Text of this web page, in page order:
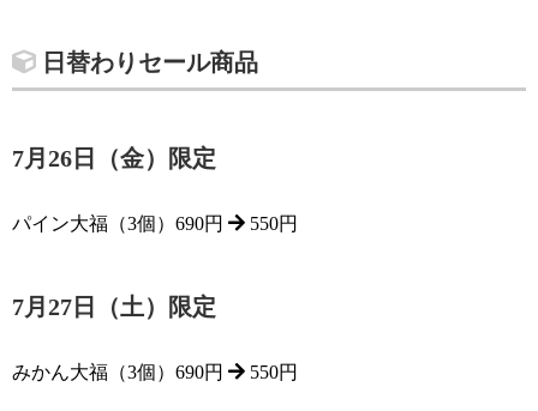
日替わりセール商品
7月26日（金）限定
パイン大福（3個）690円 550円
7月27日（土）限定
みかん大福（3個）690円 550円